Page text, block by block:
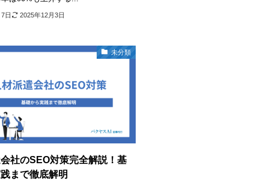
日 2025年12月3日
未分類
社のSEO対策完全解説！基
まで徹底解明